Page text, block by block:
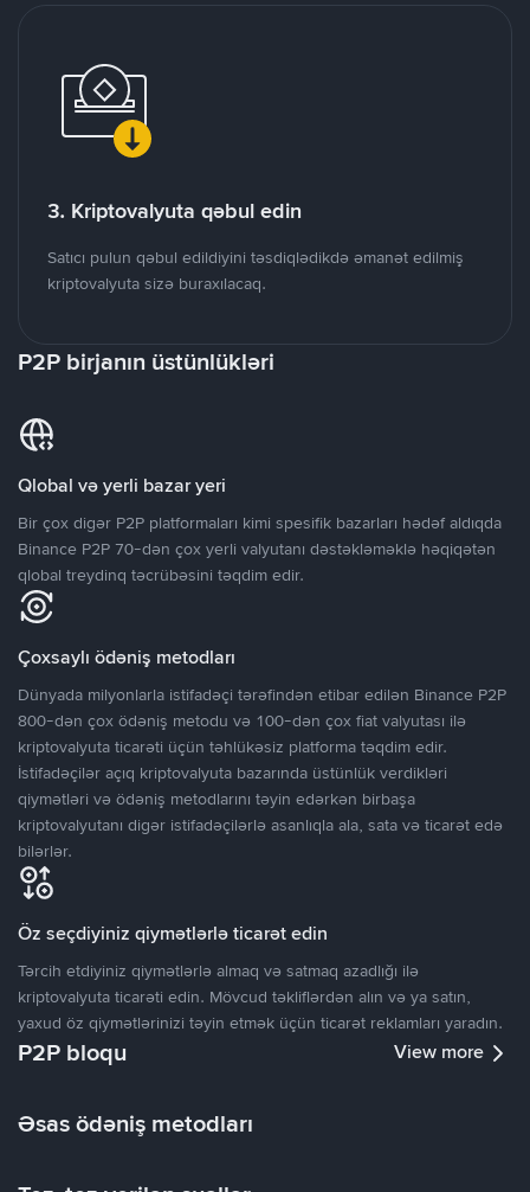
3. Kriptovalyuta qəbul edin
Satıcı pulun qəbul edildiyini təsdiqlədikdə əmanət edilmiş
kriptovalyuta sizə buraxılacaq.
P2P birjanın üstünlükləri
Qlobal və yerli bazar yeri
Bir çox digər P2P platformaları kimi spesifik bazarları hədəf aldıqda
Binance P2P 70-dən çox yerli valyutanı dəstəkləməklə həqiqətən
qlobal treydinq təcrübəsini təqdim edir.
Çoxsaylı ödəniş metodları
Dünyada milyonlarla istifadəçi tərəfindən etibar edilən Binance P2P
800-dən çox ödəniş metodu və 100-dən çox fiat valyutası ilə
kriptovalyuta ticarəti üçün təhlükəsiz platforma təqdim edir.
İstifadəçilər açıq kriptovalyuta bazarında üstünlük verdikləri
qiymətləri və ödəniş metodlarını təyin edərkən birbaşa
kriptovalyutanı digər istifadəçilərlə asanlıqla ala, sata və ticarət edə
bilərlər.
Öz seçdiyiniz qiymətlərlə ticarət edin
Tərcih etdiyiniz qiymətlərlə almaq və satmaq azadlığı ilə
kriptovalyuta ticarəti edin. Mövcud təkliflərdən alın və ya satın,
yaxud öz qiymətlərinizi təyin etmək üçün ticarət reklamları yaradın.
P2P bloqu View more
Əsas ödəniş metodları